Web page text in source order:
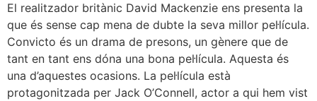
El realitzador britànic David Mackenzie ens presenta la
que és sense cap mena de dubte la seva millor pel·lícula.
Convicto és un drama de presons, un gènere que de
tant en tant ens dóna una bona pel·lícula. Aquesta és
una d’aquestes ocasions. La pel·lícula està
protagonitzada per Jack O’Connell, actor a qui hem vist